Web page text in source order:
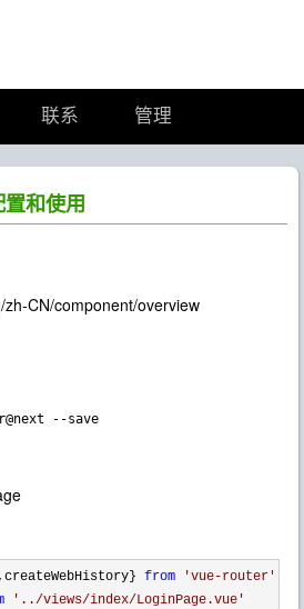
联系 管理
和使用
CN/component/overview
from 'vue-router '
' ../views/index/LoginPage.vue '